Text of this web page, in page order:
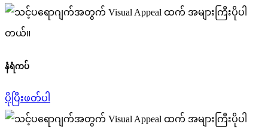
နံရံကပ်
ပိုပြီးဖတ်ပါ